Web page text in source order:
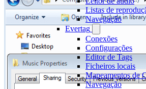
Listas de
Navegação
Evertag
Conexões
Configurações
Editor de Tags
Ficheiros locais
Mapeamentos de
Navegação